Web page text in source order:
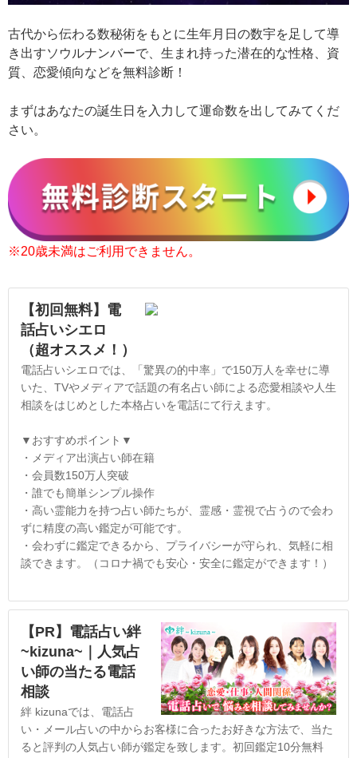
古代から伝わる数秘術をもとに生年月日の数宇を足して導
き出すソウルナンバーで、生まれ持った潜在的な性格、資
質、恋愛傾向などを無料診断！
まずはあなたの誕生日を入力して運命数を出してみてくだ
さい。
※20歳未満はご利用できません。
【初回無料】電
話占いシエロ
（超オススメ！）
電話占いシエロでは、「驚異の的中率」で150万人を幸せに導
いた、TVやメディアで話題の有名占い師による恋愛相談や人生
相談をはじめとした本格占いを電話にて行えます。
▼おすすめポイント▼
・メディア出演占い師在籍
・会員数150万人突破
・誰でも簡単シンプル操作
・高い霊能力を持つ占い師たちが、霊感・霊視で占うので会わ
ずに精度の高い鑑定が可能です。
・会わずに鑑定できるから、プライバシーが守られ、気軽に相
談できます。（コロナ禍でも安心・安全に鑑定ができます！）
【PR】電話占い絆
~kizuna~｜人気占
い師の当たる電話
相談
絆 kizunaでは、電話占
い・メール占いの中からお客様に合ったお好きな方法で、当た
ると評判の人気占い師が鑑定を致します。初回鑑定10分無料